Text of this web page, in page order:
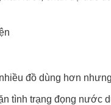
đồ dùng hơn
tình trạng đọng nước